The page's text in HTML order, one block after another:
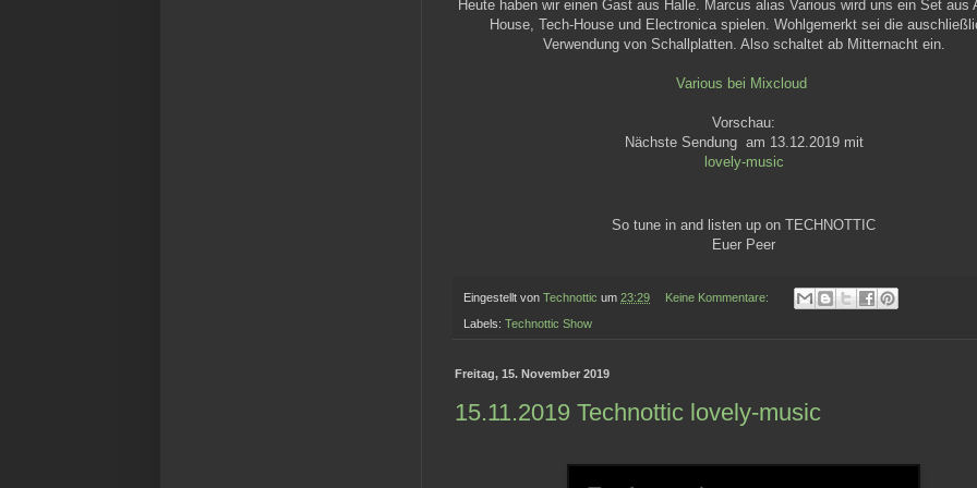
Heute haben wir einen Gast aus Halle. Marcus alias Various wird uns ein Set aus
House, Tech-House und Electronica spielen. Wohlgemerkt sei die
Verwendung von Schallplatten. Also schaltet ab Mitternacht ein.
Various bei Mixcloud
Vorschau:
Nächste Sendung am 13.12.2019 mit
lovely-music
So tune in and listen up on TECHNOTTIC
Euer Peer
Eingestellt von Technottic um 23:29 Keine Kommentare:
Labels: Technottic Show
Freitag, 15. November 2019
15.11.2019 Technottic lovely-music